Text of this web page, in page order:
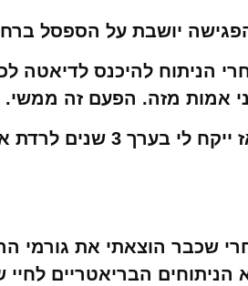
יושבת על הספסל
הניתוח להיכנס לדיאטה
אמות מזה. הפעם זה
שכבר הוצאתי את גורמי
הבריאטריים